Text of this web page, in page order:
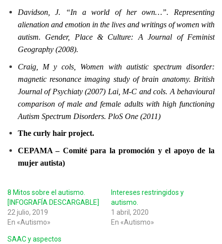
Davidson, J. “In a world of her own…”. Representing
alienation and emotion in the lives and writings of women with
autism. Gender, Place & Culture: A Journal of Feminist
Geography (2008).
Craig, M y cols, Women with autistic spectrum disorder:
magnetic resonance imaging study of brain anatomy. British
Journal of Psychiaty (2007) Lai, M-C and cols. A behavioural
comparison of male and female adults with high functioning
Autism Spectrum Disorders. PloS One (2011)
The curly hair project.
CEPAMA – Comité para la promoción y el apoyo de la
mujer autista)
8 Mitos sobre el autismo.
[INFOGRAFÍA DESCARGABLE]
22 julio, 2019
En «Autismo»
Intereses restringidos y
autismo.
1 abril, 2020
En «Autismo»
SAAC y aspectos